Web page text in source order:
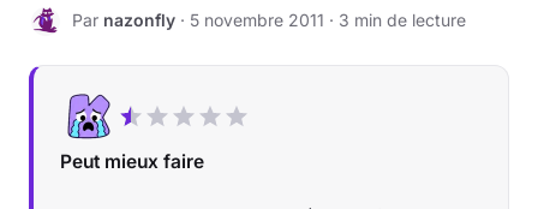
N Par nazonfly · 5 novembre 2011 · 3 min de lecture
Peut mieux faire